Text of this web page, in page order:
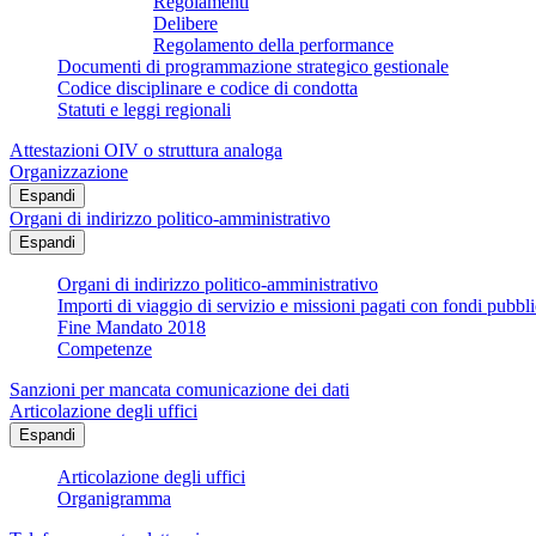
Delibere
Regolamento della performance
Documenti di programmazione strategico gestionale
Codice disciplinare e codice di condotta
Statuti e leggi regionali
Attestazioni OIV o struttura analoga
Organizzazione
Espandi
Organi di indirizzo politico-amministrativo
Espandi
Organi di indirizzo politico-amministrativo
Importi di viaggio di servizio e missioni pagati con fondi
Fine Mandato 2018
Competenze
Sanzioni per mancata comunicazione dei dati
Articolazione degli uffici
Espandi
Articolazione degli uffici
Organigramma